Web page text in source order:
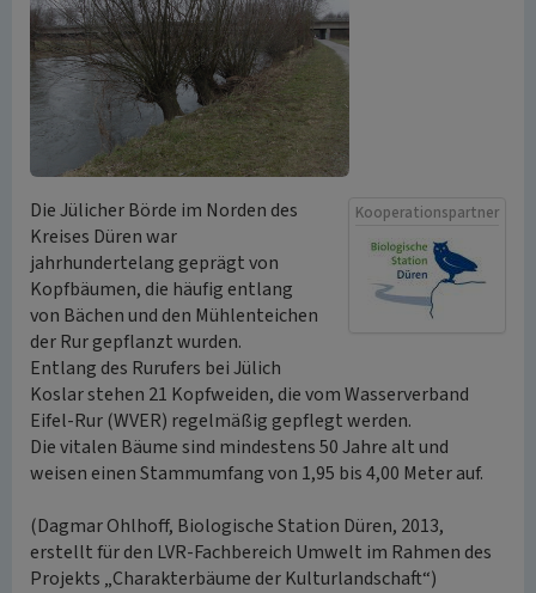
Kooperationspartner
Die Jülicher Börde im Norden des
Kreises Düren war
jahrhundertelang geprägt von
Kopfbäumen, die häufig entlang
von Bächen und den Mühlenteichen
der Rur gepflanzt wurden.
Entlang des Rurufers bei Jülich
Koslar stehen 21 Kopfweiden, die vom Wasserverband
Eifel-Rur (WVER) regelmäßig gepflegt werden.
Die vitalen Bäume sind mindestens 50 Jahre alt und
weisen einen Stammumfang von 1,95 bis 4,00 Meter auf.
(Dagmar Ohlhoff, Biologische Station Düren, 2013,
erstellt für den LVR-Fachbereich Umwelt im Rahmen des
Projekts „Charakterbäume der Kulturlandschaft“)